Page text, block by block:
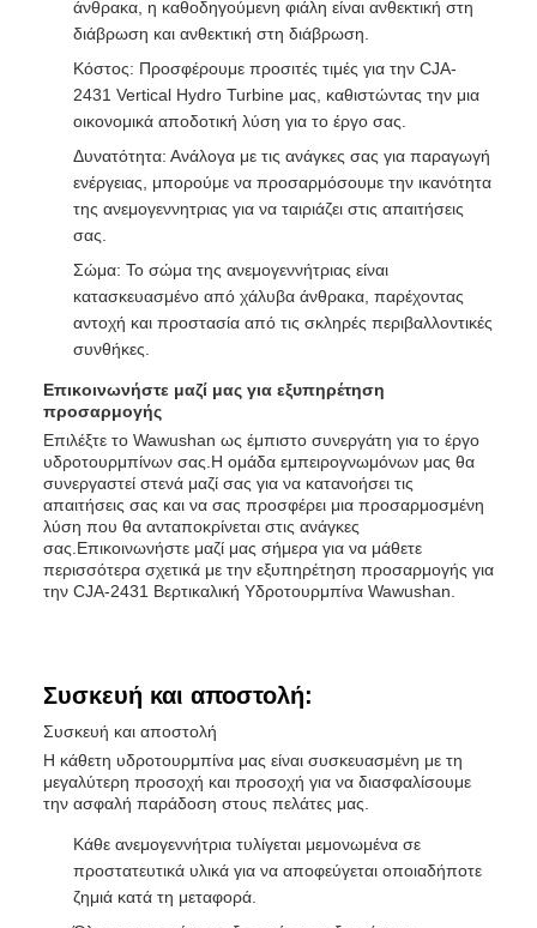
άνθρακα, η καθοδηγούμενη φιάλη είναι ανθεκτική στη
διάβρωση και ανθεκτική στη διάβρωση.
Κόστος: Προσφέρουμε προσιτές τιμές για την CJA-
2431 Vertical Hydro Turbine μας, καθιστώντας την μια
οικονομικά αποδοτική λύση για το έργο σας.
Δυνατότητα: Ανάλογα με τις ανάγκες σας για παραγωγή
ενέργειας, μπορούμε να προσαρμόσουμε την ικανότητα
της ανεμογεννητριας για να ταιριάζει στις απαιτήσεις
σας.
Σώμα: Το σώμα της ανεμογεννήτριας είναι
κατασκευασμένο από χάλυβα άνθρακα, παρέχοντας
αντοχή και προστασία από τις σκληρές περιβαλλοντικές
συνθήκες.
Επικοινωνήστε μαζί μας για εξυπηρέτηση
προσαρμογής
Επιλέξτε το Wawushan ως έμπιστο συνεργάτη για το έργο
υδροτουρμπίνων σας.Η ομάδα εμπειρογνωμόνων μας θα
συνεργαστεί στενά μαζί σας για να κατανοήσει τις
απαιτήσεις σας και να σας προσφέρει μια προσαρμοσμένη
λύση που θα ανταποκρίνεται στις ανάγκες
σας.Επικοινωνήστε μαζί μας σήμερα για να μάθετε
περισσότερα σχετικά με την εξυπηρέτηση προσαρμογής για
την CJA-2431 Βερτικαλική Υδροτουρμπίνα Wawushan.
Συσκευή και αποστολή:
Συσκευή και αποστολή
Η κάθετη υδροτουρμπίνα μας είναι συσκευασμένη με τη
μεγαλύτερη προσοχή και προσοχή για να διασφαλίσουμε
την ασφαλή παράδοση στους πελάτες μας.
Κάθε ανεμογεννήτρια τυλίγεται μεμονωμένα σε
προστατευτικά υλικά για να αποφεύγεται οποιαδήποτε
ζημιά κατά τη μεταφορά.